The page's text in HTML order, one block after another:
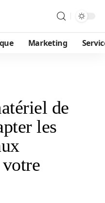
Marketing
de
les